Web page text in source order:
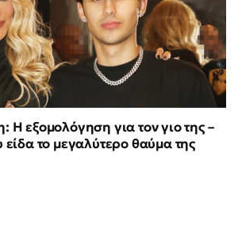
Η εξομολόγηση για τον γιο της –
είδα το μεγαλύτερο θαύμα της